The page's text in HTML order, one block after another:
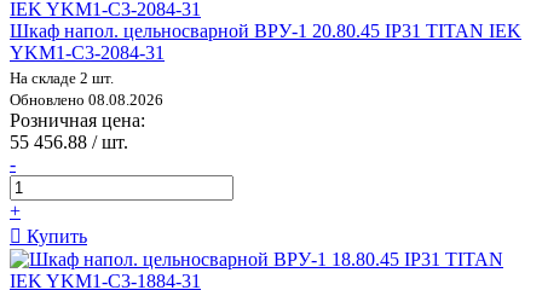
Шкаф напол. цельносварной ВРУ-1 20.80.45 IP31 TITAN IEK
YKM1-C3-2084-31
На складе 2 шт.
Обновлено 08.08.2026
Розничная цена:
55 456.88 / шт.
-
+
Купить